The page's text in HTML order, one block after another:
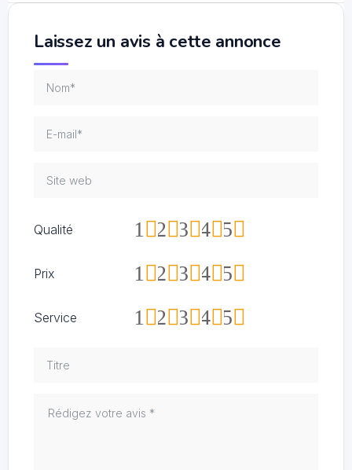
Laissez un avis à cette annonce
Qualité 5
4
3
2
1
Prix 5
4
3
2
1
Service 5
4
3
2
1